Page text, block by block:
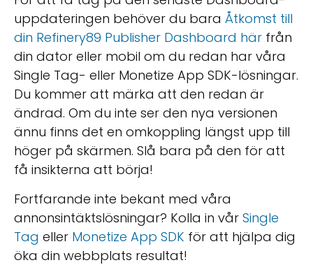
uppdateringen behöver du bara Åtkomst till
din Refinery89 Publisher Dashboard här från
din dator eller mobil om du redan har våra
Single Tag- eller Monetize App SDK-lösningar.
Du kommer att märka att den redan är
ändrad. Om du inte ser den nya versionen
ännu finns det en omkoppling längst upp till
höger på skärmen. Slå bara på den för att
få insikterna att börja!
Fortfarande inte bekant med våra
annonsintäktslösningar? Kolla in vår Single
Tag eller Monetize App SDK för att hjälpa dig
öka din webbplats resultat!